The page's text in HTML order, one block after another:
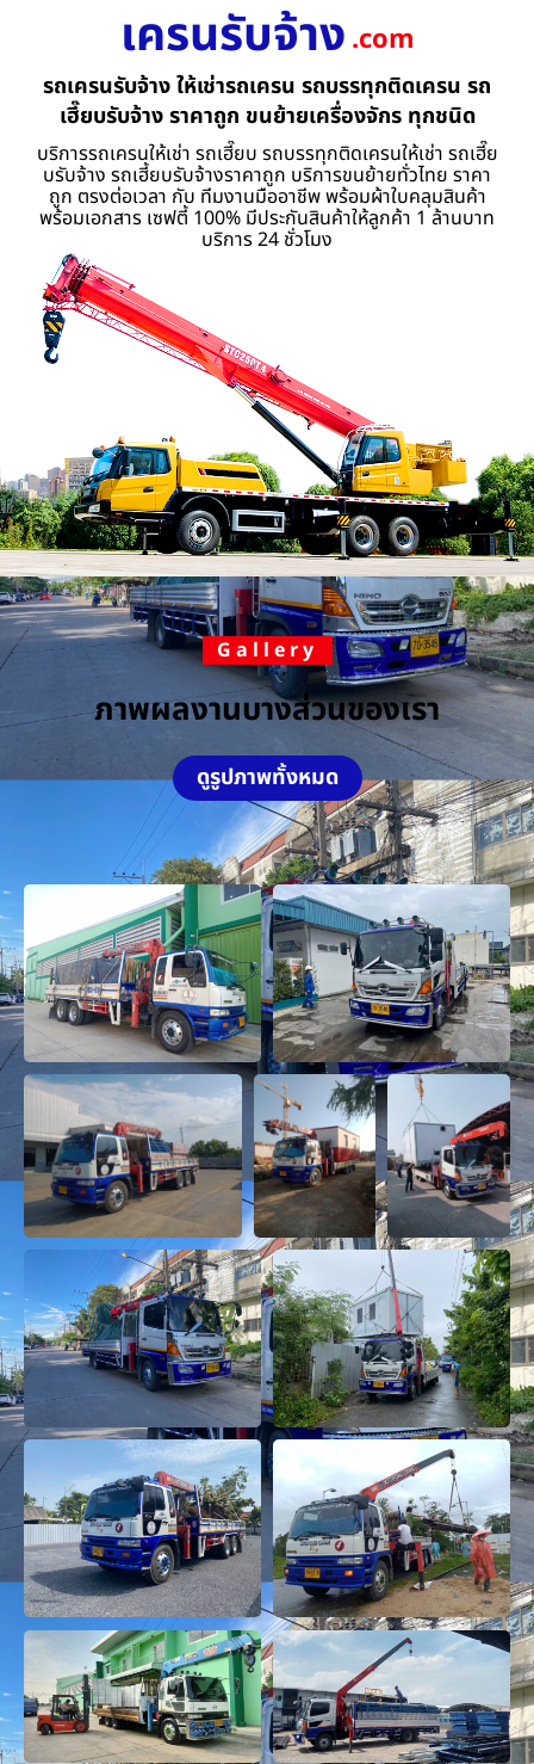
เครนรับจ้าง .com
รถเครนรับจ้าง ให้เช่ารถเครน รถบรรทุกติดเครน รถ
เฮี๊ยบรับจ้าง ราคาถูก ขนย้ายเครื่องจักร ทุกชนิด
บริการรถเครนให้เช่า รถเฮี๊ยบ รถบรรทุกติดเครนให้เช่า รถเฮี๊ย
บรับจ้าง รถเฮี้ยบรับจ้างราคาถูก บริการขนย้ายทั่วไทย ราคา
ถูก ตรงต่อเวลา กับ ทีมงานมืออาชีพ พร้อมผ้าใบคลุมสินค้า
พร้อมเอกสาร เซฟตี้ 100% มีประกันสินค้าให้ลูกค้า 1 ล้านบาท
บริการ 24 ชั่วโมง
Gallery
ภาพผลงานบางส่วนของเรา
ดูรูปภาพทั้งหมด